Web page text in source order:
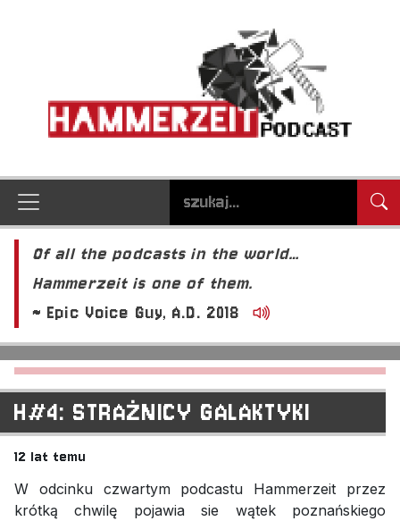
Of all the podcasts in the world…
Hammerzeit is one of them.
~ Epic Voice Guy, A.D. 2018
H#4: STRAŻNICY GALAKTYKI
12 lat temu
W odcinku czwartym podcastu Hammerzeit przez
krótką chwilę pojawia sie wątek poznańskiego